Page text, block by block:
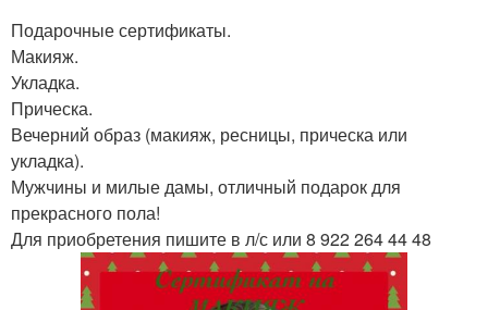
Подарочные сертификаты.
Макияж.
Укладка.
Прическа.
Вечерний образ (макияж, ресницы, прическа или
укладка).
Мужчины и милые дамы, отличный подарок для
прекрасного пола!
Для приобретения пишите в л/с или 8 922 264 44 48